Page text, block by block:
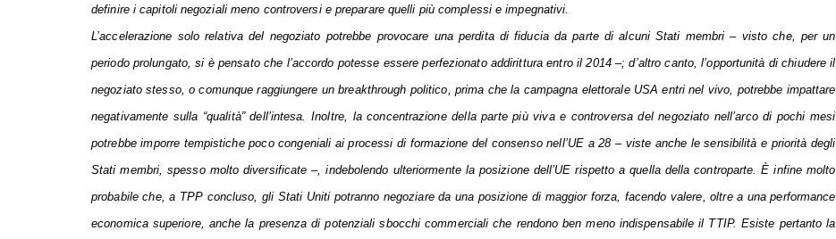
definire i capitoli negoziali meno controversi e preparare quelli più complessi e impegnativi.
L’accelerazione solo relativa del negoziato potrebbe provocare una perdita di fiducia da parte di alcuni Stati membri – visto che, per un
periodo prolungato, si è pensato che l’accordo potesse essere perfezionato addirittura entro il 2014 –; d’altro canto, l’opportunità di chiudere il
negoziato stesso, o comunque raggiungere un breakthrough politico, prima che la campagna elettorale USA entri nel vivo, potrebbe impattare
negativamente sulla “qualità” dell’intesa. Inoltre, la concentrazione della parte più viva e controversa del negoziato nell’arco di pochi mesi
potrebbe imporre tempistiche poco congeniali ai processi di formazione del consenso nell’UE a 28 – viste anche le sensibilità e priorità degli
Stati membri, spesso molto diversificate –, indebolendo ulteriormente la posizione dell’UE rispetto a quella della controparte. È infine molto
probabile che, a TPP concluso, gli Stati Uniti potranno negoziare da una posizione di maggior forza, facendo valere, oltre a una performance
economica superiore, anche la presenza di potenziali sbocchi commerciali che rendono ben meno indispensabile il TTIP. Esiste pertanto la